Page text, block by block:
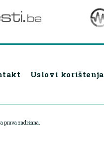
Uslovi korištenja
prava zadržana.